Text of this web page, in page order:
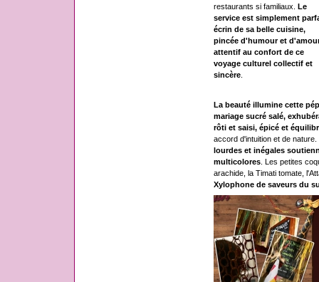
restaurants si familiaux. Le
service est simplement
écrin de sa belle cuisine,
pincée d'humour et
attentif au confort de ce
voyage culturel collectif et
sincère.
La beauté illumine cette
mariage sucré salé,
rôti et saisi, épicé et
accord d'intuition et de nature.
lourdes et inégales
multicolores. Les petites
arachide, la Timati tomate,
Xylophone de saveurs du